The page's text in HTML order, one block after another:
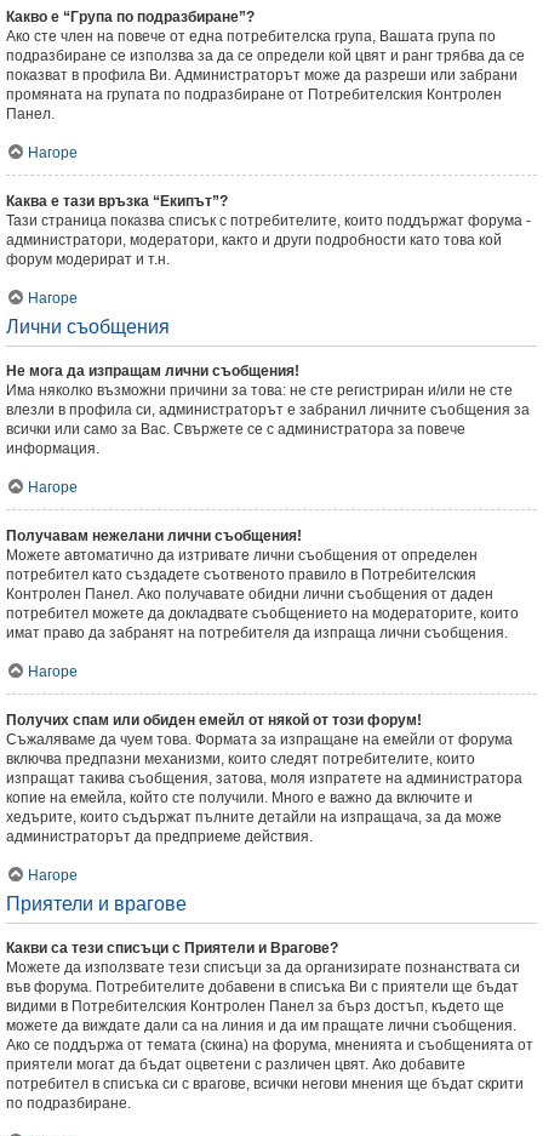
Какво е “Група по подразбиране”?
Ако сте член на повече от една потребителска група, Вашата група по
подразбиране се използва за да се определи кой цвят и ранг трябва да се
показват в профила Ви. Администраторът може да разреши или забрани
промяната на групата по подразбиране от Потребителския Контролен
Панел.
Нагоре
Каква е тази връзка “Екипът”?
Тази страница показва списък с потребителите, които поддържат форума -
администратори, модератори, както и други подробности като това кой
форум модерират и т.н.
Нагоре
Лични съобщения
Не мога да изпращам лични съобщения!
Има няколко възможни причини за това: не сте регистриран и/или не сте
влезли в профила си, администраторът е забранил личните съобщения за
всички или само за Вас. Свържете се с администратора за повече
информация.
Нагоре
Получавам нежелани лични съобщения!
Можете автоматично да изтривате лични съобщения от определен
потребител като създадете съотвеното правило в Потребителския
Контролен Панел. Ако получавате обидни лични съобщения от даден
потребител можете да докладвате съобщението на модераторите, които
имат право да забранят на потребителя да изпраща лични съобщения.
Нагоре
Получих спам или обиден емейл от някой от този форум!
Съжаляваме да чуем това. Формата за изпращане на емейли от форума
включва предпазни механизми, които следят потребителите, които
изпращат такива съобщения, затова, моля изпратете на администратора
копие на емейла, който сте получили. Много е важно да включите и
хедърите, които съдържат пълните детайли на изпращача, за да може
администраторът да предприеме действия.
Нагоре
Приятели и врагове
Какви са тези списъци с Приятели и Врагове?
Можете да използвате тези списъци за да организирате познанствата си
във форума. Потребителите добавени в списъка Ви с приятели ще бъдат
видими в Потребителския Контролен Панел за бърз достъп, където ще
можете да виждате дали са на линия и да им пращате лични съобщения.
Ако се поддържа от темата (скина) на форума, мненията и съобщенията от
приятели могат да бъдат оцветени с различен цвят. Ако добавите
потребител в списъка си с врагове, всички негови мнения ще бъдат скрити
по подразбиране.